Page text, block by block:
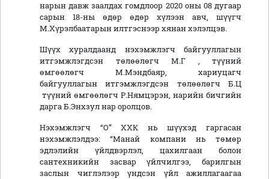
нарын давж заалдах гомдлоор 2020 оны 08 дугаар
сарын 18-ны өдөр өдөр хүлээн авч, шүүгч
М.Хүрэлбаатарын илтгэснээр хянан хэлэлцэв.
Шүүх хуралдаанд нэхэмжлэгч байгууллагын
итгэмжлэгдсэн төлөөлөгч М.Г , түүний
өмгөөлөгч М.Мэндбаяр, хариуцагч
байгууллагын итгэмжлэгдсэн төлөөлөгч Б.Ц
түүний өмгөөлөгч Р.Нямцэрэн, нарийн бичгийн
дарга Б.Энхзул нар оролцов.
Нэхэмжлэгч “О” ХХК нь шүүхэд гаргасан
нэхэмжлэлдээ: “Манай компани нь төмөр
эдлэлийн үйлдвэрлэл, цахилгаан болон
сантехникийн засвар үйлчилгээ, барилгын
заслын чиглэлээр үндсэн үйл ажиллагаагаа